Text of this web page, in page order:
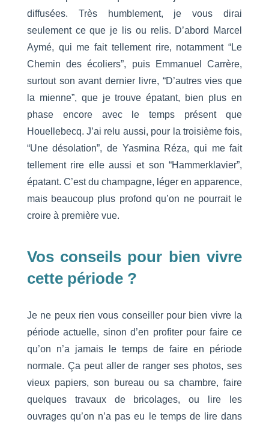
diffusées. Très humblement, je vous dirai
seulement ce que je lis ou relis. D’abord Marcel
Aymé, qui me fait tellement rire, notamment “Le
Chemin des écoliers”, puis Emmanuel Carrère,
surtout son avant dernier livre, “D’autres vies que
la mienne”, que je trouve épatant, bien plus en
phase encore avec le temps présent que
Houellebecq. J’ai relu aussi, pour la troisième fois,
“Une désolation”, de Yasmina Réza, qui me fait
tellement rire elle aussi et son “Hammerklavier”,
épatant. C’est du champagne, léger en apparence,
mais beaucoup plus profond qu’on ne pourrait le
croire à première vue.
Vos conseils pour bien vivre
cette période ?
Je ne peux rien vous conseiller pour bien vivre la
période actuelle, sinon d’en profiter pour faire ce
qu’on n’a jamais le temps de faire en période
normale. Ça peut aller de ranger ses photos, ses
vieux papiers, son bureau ou sa chambre, faire
quelques travaux de bricolages, ou lire les
ouvrages qu’on n’a pas eu le temps de lire dans